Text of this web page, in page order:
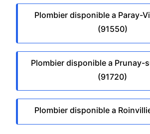
Plombier disponible a Paray-
(91550)
Plombier disponible a Prunay-
(91720)
Plombier disponible a